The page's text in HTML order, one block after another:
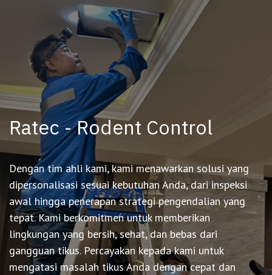
Ratec - Rodent Control
Dengan tim ahli kami, kami menawarkan solusi yang
dipersonalisasi sesuai kebutuhan Anda, dari inspeksi
awal hingga penerapan strategi pengendalian yang
tepat. Kami berkomitmen untuk memberikan
lingkungan yang bersih, sehat, dan bebas dari
gangguan tikus. Percayakan kepada kami untuk
mengatasi masalah tikus Anda dengan cepat dan